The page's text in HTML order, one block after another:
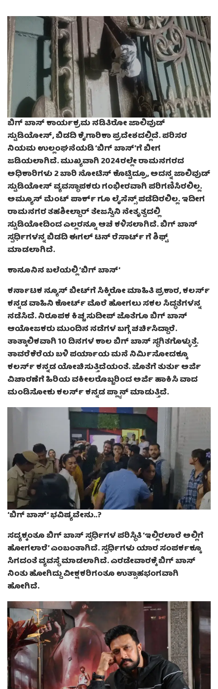
ಬಿಗ್ ಬಾಸ್ ಕಾರ್ಯಕ್ರಮ ನಡಿತಿರೋ ಜಾಲಿವುಡ್
ಸ್ಟುಡಿಯೋಸ್, ಬಿಡದಿ ಕೈಗಾರಿಕಾ ಪ್ರದೇಶದಲ್ಲಿದೆ. ಪರಿಸರ
ನಿಯಮ ಉಲ್ಲಂಘನೆಯಡಿ ‘ಬಿಗ್ ಬಾಸ್’ಗೆ ಬೀಗ
ಜಡಿಯಲಾಗಿದೆ. ಮುಖ್ಯವಾಗಿ 2024ರಲ್ಲೇ ರಾಮನಗರದ
ಅಧಿಕಾರಿಗಳು 2 ಬಾರಿ ನೋಟಿಸ್ ಕೊಟ್ಟಿದ್ರೂ, ಅದನ್ನ ಜಾಲಿವುಡ್
ಸ್ಟುಡಿಯೋಸ್ ವ್ಯವಸ್ಥಾಪಕರು ಗಂಭೀರವಾಗಿ ಪರಿಗಣಿಸಿರಲಿಲ್ಲ.
ಅಮ್ಯೂಸ್ ಮೆಂಟ್ ಪಾರ್ಕ್ ಗೂ ಲೈಸೆನ್ಸ್ ಪಡೆದಿರಲಿಲ್ಲ. ಇದೀಗ
ರಾಮನಗರ ತಹಶೀಲ್ದಾರ್ ತೇಜಸ್ವಿನಿ ನೇತೃತ್ವದಲ್ಲಿ
ಸ್ಟುಡಿಯೋದಿಂದ ಎಲ್ಲರನ್ನೂ ಆಚೆ ಕಳಿಸಲಾಗಿದೆ. ಬಿಗ್ ಬಾಸ್
ಸ್ಪರ್ಧಿಗಳನ್ನ ಬಿಡದಿ ಈಗಲ್ ಟನ್ ರೆಸಾರ್ಟ್ ಗೆ ಶಿಫ್ಟ್
ಮಾಡಲಾಗಿದೆ.
ಕಾನೂನಿನ ಬಲೆಯಲ್ಲಿ‘ಬಿಗ್ ಬಾಸ್‘
ಕರ್ನಾಟಕ ನ್ಯೂಸ್ ಬೀಟ್‌ಗೆ ಸಿಕ್ಕಿರೋ ಮಾಹಿತಿ ಪ್ರಕಾರ, ಕಲರ್ಸ್
ಕನ್ನಡ ವಾಹಿನಿ ಕೋರ್ಟ್ ಮೊರೆ ಹೋಗಲು ಸಕಲ ಸಿದ್ಧತೆಗಳನ್ನ
ನಡೆಸಿದೆ. ನಿರೂಪಕ ಕಿಚ್ಚ ಸುದೀಪ್ ಜೊತೆಗೂ ಬಿಗ್ ಬಾಸ್
ಆಯೋಜಕರು ಮುಂದಿನ ನಡೆಗಳ ಬಗ್ಗೆ ಚರ್ಚಿಸಿದ್ದಾರೆ.
ತಾತ್ಕಾಲಿಕವಾಗಿ 10 ದಿನಗಳ ಕಾಲ ಬಿಗ್ ಬಾಸ್ ಸ್ಥಗಿತಗೊಳ್ಳುತ್ತೆ.
ತಾವರೆಕೆರೆಯ ಬಳಿ ಪರ್ಯಾಯ ಮನೆ ನಿರ್ಮಿಸೋದಕ್ಕೂ
ಕಲರ್ಸ್ ಕನ್ನಡ ಯೋಚಿಸುತ್ತಿದೆಯಂತೆ. ಜೊತೆಗೆ ತುರ್ತು ಅರ್ಜಿ
ವಿಚಾರಣೆಗೆ ಹಿರಿಯ ವಕೀಲರೊಬ್ಬರಿಂದ ಅರ್ಜಿ ಹಾಕಿಸಿ ವಾದ
ಮಂಡಿಸೋಕು ಕಲರ್ಸ್ ಕನ್ನಡ ಪ್ಲ್ಯಾನ್ ಮಾಡುತ್ತಿದೆ.
‘ಬಿಗ್ ಬಾಸ್‘ಭವಿಷ್ಯವೇನು..?
ಸದ್ಯಕ್ಕಂತೂ ಬಿಗ್ ಬಾಸ್ ಸ್ಪರ್ಧಿಗಳ ಪರಿಸ್ಥಿತಿ ‘ಇಲ್ಲಿರಲಾರೆ ಅಲ್ಲಿಗೆ
ಹೋಗಲಾರೆ’ ಎಂಬಂತಾಗಿದೆ. ಸ್ಪರ್ಧಿಗಳು ಯಾರ ಸಂಪರ್ಕಕ್ಕೂ
ಸಿಗದಂತೆ ವ್ಯವಸ್ಥೆ ಮಾಡಲಾಗಿದೆ. ಎರಡೇವಾರಕ್ಕೆ ಬಿಗ್ ಬಾಸ್
ನಿಂತು ಹೋಗಿದ್ದು ವೀಕ್ಷಕರಿಗಂತೂ ಉತ್ಸಾಹಭಂಗವಾಗಿ
ಹೋಗಿದೆ.